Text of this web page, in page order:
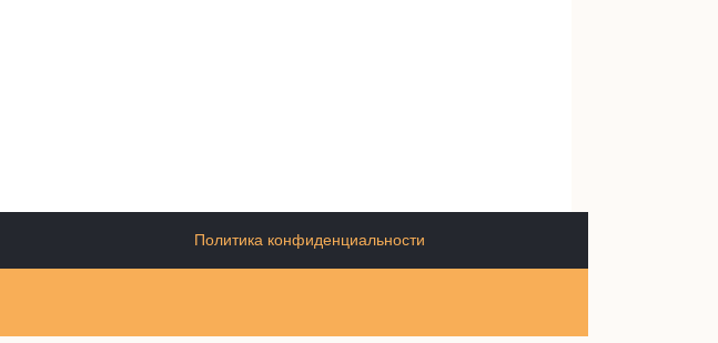
Политика конфиденциальности